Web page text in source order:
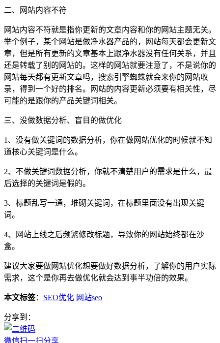
二、网站内容不符
网站内容不符就是指你更新的文章内容和你的网站主题无关。
举个例子，某个网站是做净水器产品的，网站每天都会更新文
章，但是所有更新的文章基本上跟净水器没有任何关系，并且
还是转载了别的网站的。这样的网站就要注意了，不是说你的
网站每天都有更新文章吗，搜索引擎蜘蛛就会来你的网站收
录，得到一个好的排名。网站的内容更新必须要有相关性，尽
可能的是跟你的产品关键词相关。
三、没做数据分析、盲目的做优化
1、没有做关键词的数据分析，你在做网站优化的时候就不知
道核心关键词是什么。
2、不做关键词数据分析，你就不清楚用户的需求是什么，最
后选择的关键词是假的。
3、标题乱写一通，堆砌关键词，在标题里面没有出现关键
词。
4、网站上线之后频繁修改标题，导致你的网站始终都在沙
盒。
建议大家要做网站优化想要做好数据分析，了解你的用户实际
需求，这个是你再去做优化就会达到事半功倍的效果。
本文标签： SEO优化 网站seo
分享到：
微信扫一扫分享